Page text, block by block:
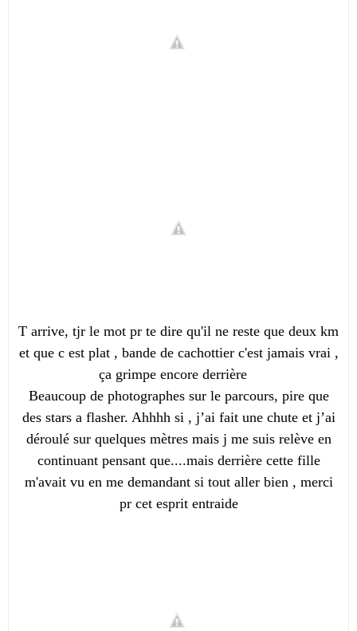
T arrive, tjr le mot pr te dire qu'il ne reste que deux km
et que c est plat , bande de cachottier c'est jamais vrai ,
ça grimpe encore derrière
Beaucoup de photographes sur le parcours, pire que
des stars a flasher. Ahhhh si , j’ai fait une chute et j’ai
déroulé sur quelques mètres mais j me suis relève en
continuant pensant que....mais derrière cette fille
m'avait vu en me demandant si tout aller bien , merci
pr cet esprit entraide